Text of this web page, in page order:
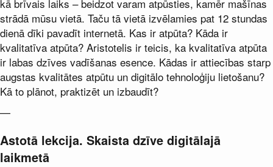
kā brīvais laiks – beidzot varam atpūsties, kamēr mašīnas
strādā mūsu vietā. Taču tā vietā izvēlamies pat 12 stundas
dienā dīki pavadīt internetā. Kas ir atpūta? Kāda ir
kvalitatīva atpūta? Aristotelis ir teicis, ka kvalitatīva atpūta
ir labas dzīves vadīšanas esence. Kādas ir attiecības starp
augstas kvalitātes atpūtu un digitālo tehnoloģiju lietošanu?
Kā to plānot, praktizēt un izbaudīt?
—
Astotā lekcija. Skaista dzīve digitālajā
laikmetā